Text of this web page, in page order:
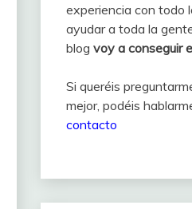
experiencia con todo
ayudar a toda la
blog voy a conseguir
Si queréis
mejor, podéis
contacto